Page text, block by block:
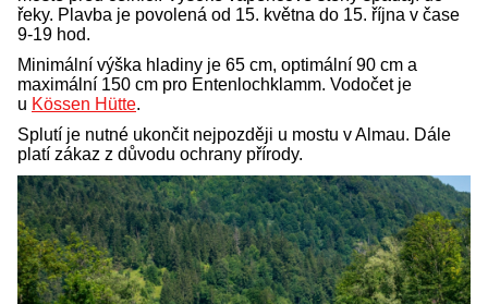
řeky. Plavba je povolená od 15. května do 15. října v čase
9-19 hod.
Minimální výška hladiny je 65 cm, optimální 90 cm a
maximální 150 cm pro Entenlochklamm. Vodočet je
u Kössen Hütte.
Splutí je nutné ukončit nejpozději u mostu v Almau. Dále
platí zákaz z důvodu ochrany přírody.